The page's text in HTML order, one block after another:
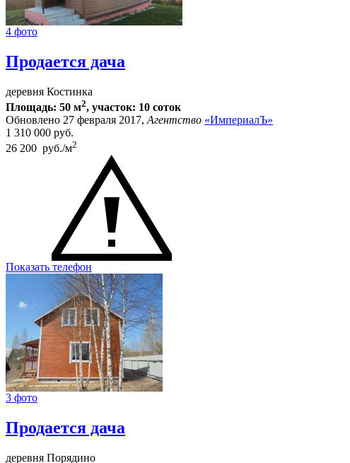
4 фото
Продается дача
деревня Костинка
Площадь: 50 м2, участок: 10 соток
Обновлено 27 февраля 2017, Агентство «ИмпериалЪ»
1 310 000 руб.
26 200 руб./м2
Показать телефон
3 фото
Продается дача
деревня Порядино